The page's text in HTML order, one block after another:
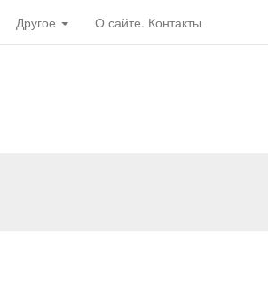
Другое О сайте. Контакты